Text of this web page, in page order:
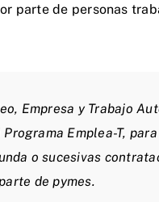
parte de personas
Empresa y Trabajo
Emplea-T,
o sucesivas
de pymes.